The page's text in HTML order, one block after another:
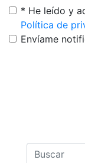
* He leído y
Política de
Envíame